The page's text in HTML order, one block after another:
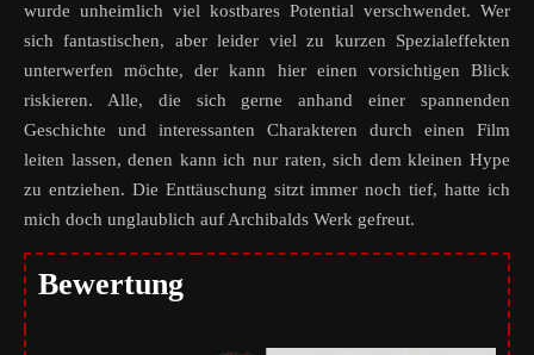
wurde unheimlich viel kostbares Potential verschwendet. Wer
sich fantastischen, aber leider viel zu kurzen Spezialeffekten
unterwerfen möchte, der kann hier einen vorsichtigen Blick
riskieren. Alle, die sich gerne anhand einer spannenden
Geschichte und interessanten Charakteren durch einen Film
leiten lassen, denen kann ich nur raten, sich dem kleinen Hype
zu entziehen. Die Enttäuschung sitzt immer noch tief, hatte ich
mich doch unglaublich auf Archibalds Werk gefreut.
Bewertung